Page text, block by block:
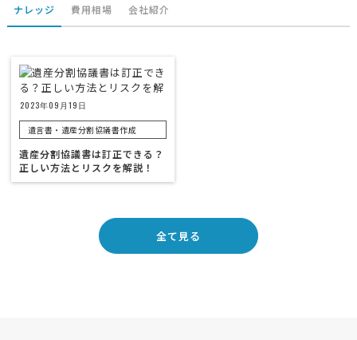
ナレッジ 費用相場 会社紹介
2023年09月19日
遺言書・遺産分割協議書作成
遺産分割協議書は訂正できる？
正しい方法とリスクを解説！
全て見る